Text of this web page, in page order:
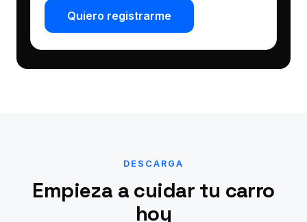
Quiero registrarme
DESCARGA
Empieza a cuidar tu carro
hoy